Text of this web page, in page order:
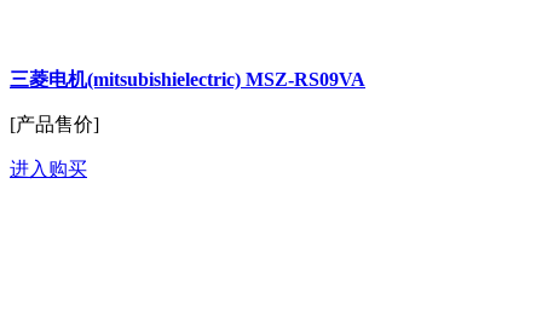
三菱电机(mitsubishielectric) MSZ-RS09VA
[产品售价]
进入购买